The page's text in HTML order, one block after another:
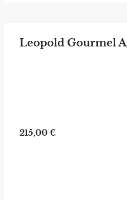
Leopold Gourmel
215,00 €